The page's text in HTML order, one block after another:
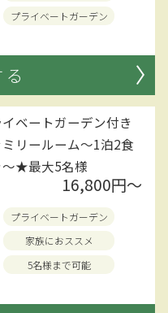
プライベートガーデン
イベートガーデン付き
ミリールーム～1泊2食
～★最大5名様
16,800円〜
プライベートガーデン
家族におススメ
5名様まで可能